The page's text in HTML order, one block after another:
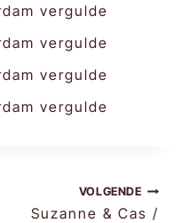
VOLGENDE
Suzanne & Cas /